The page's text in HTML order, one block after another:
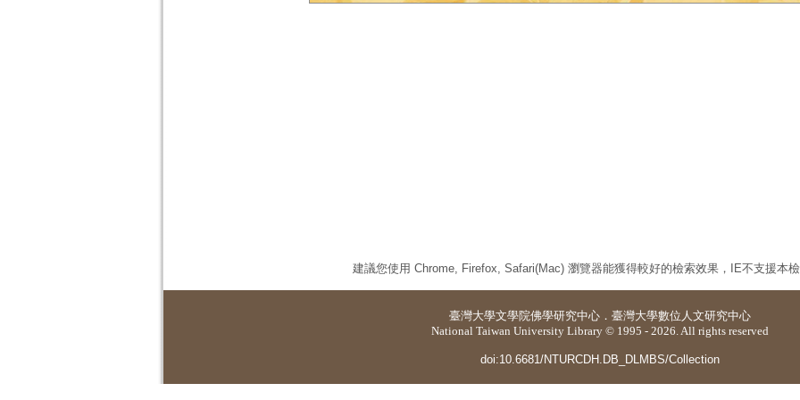
建議您使用 Chrome, Firefox, Safari(Mac) 瀏覽器能獲得較好的檢索效果，IE不支援本檢
臺灣大學文學院佛學研究中心 ． 臺灣大學數位人文研究中心
National Taiwan University Library © 1995 - 2026. All rights reserved
doi:10.6681/NTURCDH.DB_DLMBS/Collection